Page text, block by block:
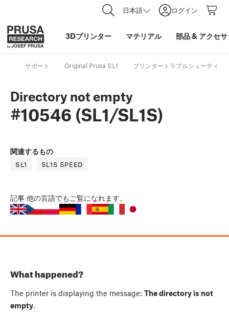
日本語 ログイン
3Dプリンター マテリアル 部品& アクセ
サポート Original Prusa SL1 プリンタートラブルシューティン
Directory not empty
#10546 (SL1/SL1S)
関連するもの
SL1 SL1S SPEED
記事 他の言語でもご覧になれます。
What happened?
The printer is displaying the message: The directory is not
empty.